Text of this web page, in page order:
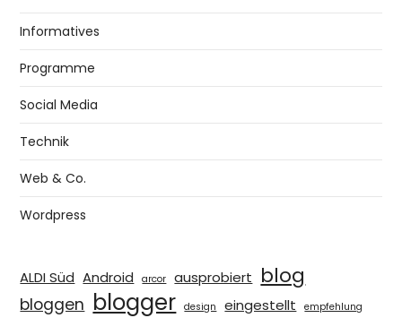
Informatives
Programme
Social Media
Technik
Web & Co.
Wordpress
ALDI Süd Android arcor ausprobiert blog
bloggen blogger design eingestellt empfehlung